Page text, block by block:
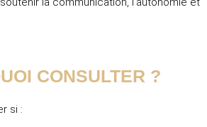
CONSULTER ?
si :